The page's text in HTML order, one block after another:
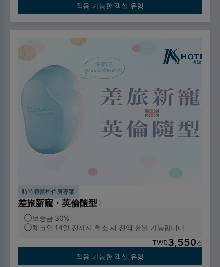
적용 가능한 객실 유형
時尚順髮梳住房專案
差旅新寵・英倫隨型
보증금 30%
체크인 14일 전까지 취소 시 전액 환불 가능합니다
TWD3,550건
적용 가능한 객실 유형